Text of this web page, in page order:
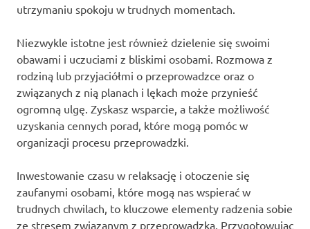
utrzymaniu spokoju w trudnych momentach.
Niezwykle istotne jest również dzielenie się swoimi
obawami i uczuciami z bliskimi osobami. Rozmowa z
rodziną lub przyjaciółmi o przeprowadzce oraz o
związanych z nią planach i lękach może przynieść
ogromną ulgę. Zyskasz wsparcie, a także możliwość
uzyskania cennych porad, które mogą pomóc w
organizacji procesu przeprowadzki.
Inwestowanie czasu w relaksację i otoczenie się
zaufanymi osobami, które mogą nas wspierać w
trudnych chwilach, to kluczowe elementy radzenia sobie
ze stresem związanym z przeprowadzką. Przygotowując